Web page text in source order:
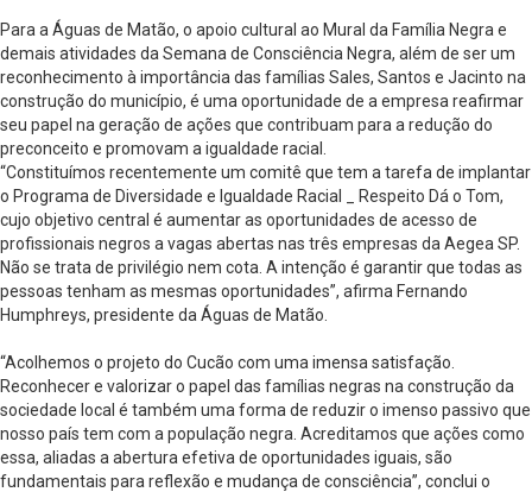
Para a Águas de Matão, o apoio cultural ao Mural da Família Negra e
demais atividades da Semana de Consciência Negra, além de ser um
reconhecimento à importância das famílias Sales, Santos e Jacinto na
construção do município, é uma oportunidade de a empresa reafirmar
seu papel na geração de ações que contribuam para a redução do
preconceito e promovam a igualdade racial.
“Constituímos recentemente um comitê que tem a tarefa de implantar
o Programa de Diversidade e Igualdade Racial _ Respeito Dá o Tom,
cujo objetivo central é aumentar as oportunidades de acesso de
profissionais negros a vagas abertas nas três empresas da Aegea SP.
Não se trata de privilégio nem cota. A intenção é garantir que todas as
pessoas tenham as mesmas oportunidades”, afirma Fernando
Humphreys, presidente da Águas de Matão.
“Acolhemos o projeto do Cucão com uma imensa satisfação.
Reconhecer e valorizar o papel das famílias negras na construção da
sociedade local é também uma forma de reduzir o imenso passivo que
nosso país tem com a população negra. Acreditamos que ações como
essa, aliadas a abertura efetiva de oportunidades iguais, são
fundamentais para reflexão e mudança de consciência”, conclui o